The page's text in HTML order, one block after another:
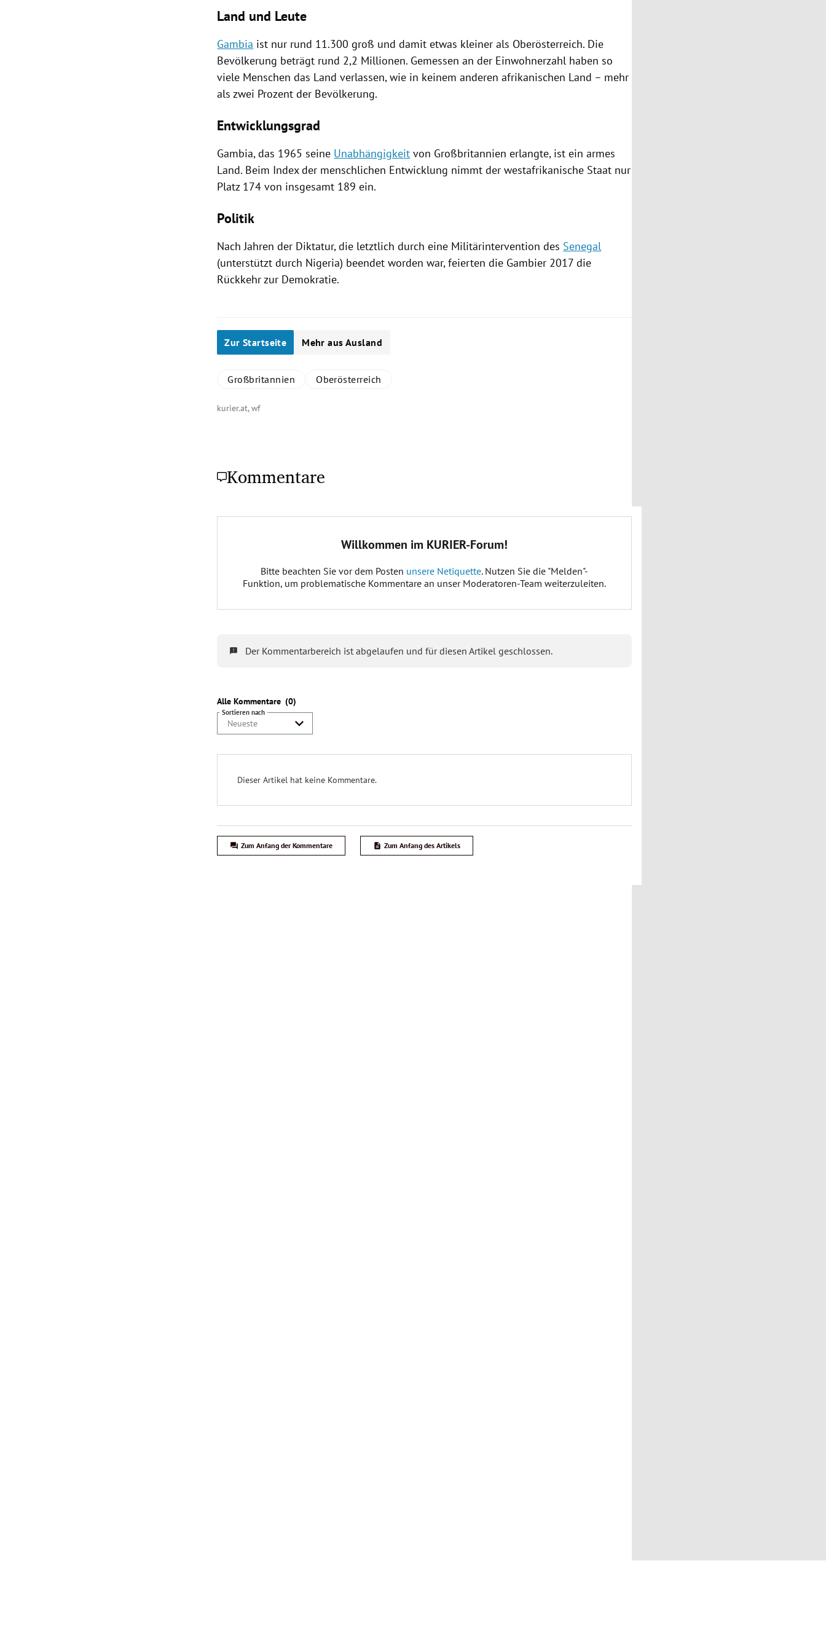
Land und Leute
Gambia ist nur rund 11.300 groß und damit etwas kleiner als Oberösterreich. Die
Bevölkerung beträgt rund 2,2 Millionen. Gemessen an der Einwohnerzahl haben so
viele Menschen das Land verlassen, wie in keinem anderen afrikanischen Land – mehr
als zwei Prozent der Bevölkerung.
Entwicklungsgrad
Gambia, das 1965 seine Unabhängigkeit von Großbritannien erlangte, ist ein armes
Land. Beim Index der menschlichen Entwicklung nimmt der westafrikanische Staat nur
Platz 174 von insgesamt 189 ein.
Politik
Nach Jahren der Diktatur, die letztlich durch eine Militärintervention des Senegal
(unterstützt durch Nigeria) beendet worden war, feierten die Gambier 2017 die
Rückkehr zur Demokratie.
Zur Startseite Mehr aus Ausland
Großbritannien Oberösterreich
kurier.at, wf
Kommentare